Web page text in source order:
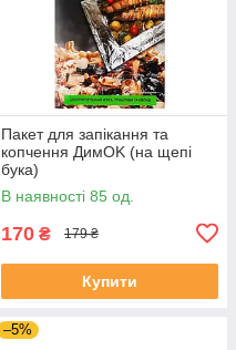
Пакет для запікання та
копчення ДимOK (на щепі
бука)
В наявності 85 од.
170 ₴ 179 ₴
Купити
–5%